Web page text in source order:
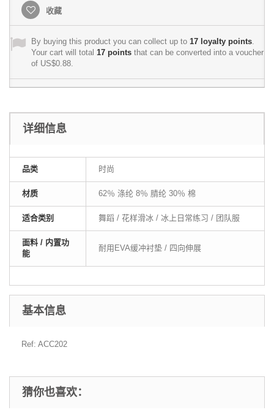
收藏
By buying this product you can collect up to 17 loyalty points
Your cart will total 17 points that can be converted into a voucher
of US$0.88
详细信息
品类 时尚
材质 62％ 涤纶 8％ 腈纶 30％ 棉
适合类别 舞蹈 / 花样滑冰 / 冰上日常练习 / 团队服
面料 / 内置功
能
耐用EVA缓冲衬垫 / 四向伸展
基本信息
Ref: ACC202
猜你也喜欢：